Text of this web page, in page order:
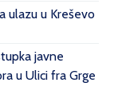
ulazu u Kreševo
javne
u Ulici fra Grge